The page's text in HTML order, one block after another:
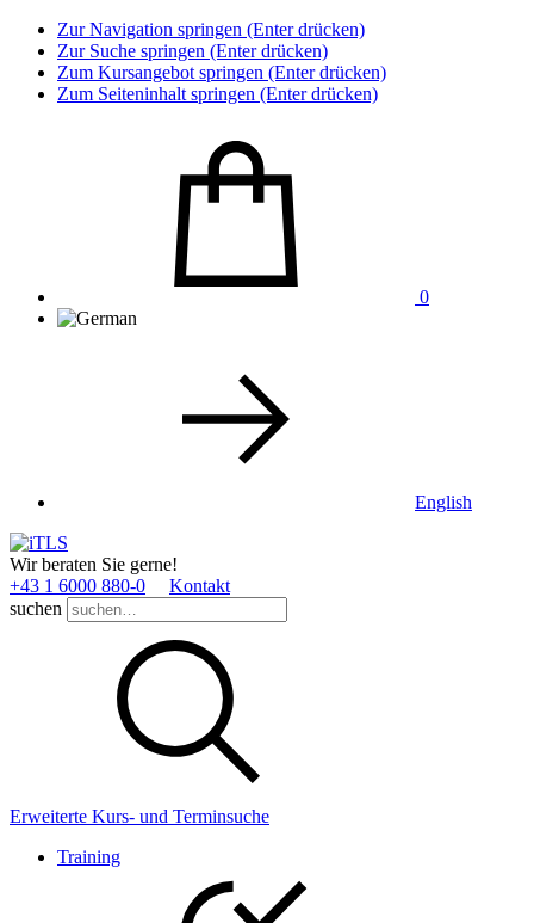
Zur Navigation springen (Enter drücken)
Zur Suche springen (Enter drücken)
Zum Kursangebot springen (Enter drücken)
Zum Seiteninhalt springen (Enter drücken)
0
English
Wir beraten Sie gerne!
+43 1 6000 880­-0
Kontakt
suchen
Erweiterte Kurs- und Terminsuche
Training